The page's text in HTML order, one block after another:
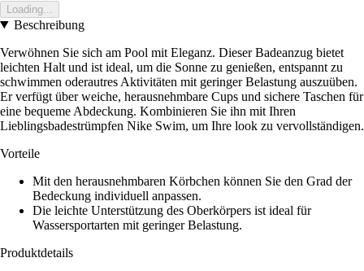
Loading...
Beschreibung
Verwöhnen Sie sich am Pool mit Eleganz. Dieser Badeanzug bietet
leichten Halt und ist ideal, um die Sonne zu genießen, entspannt zu
schwimmen oderautres Aktivitäten mit geringer Belastung auszuüben.
Er verfügt über weiche, herausnehmbare Cups und sichere Taschen für
eine bequeme Abdeckung. Kombinieren Sie ihn mit Ihren
Lieblingsbadestrümpfen Nike Swim, um Ihre look zu vervollständigen.
Vorteile
Mit den herausnehmbaren Körbchen können Sie den Grad der
Bedeckung individuell anpassen.
Die leichte Unterstützung des Oberkörpers ist ideal für
Wassersportarten mit geringer Belastung.
Produktdetails